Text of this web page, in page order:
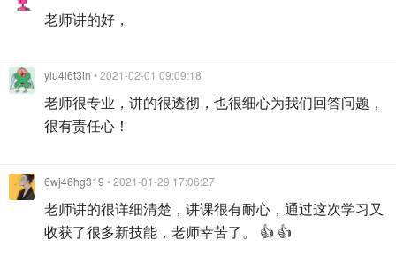
老师讲的好，
ylu4l6t3in • 2021-02-01 09:09:18
老师很专业，讲的很透彻，也很细心为我们回答问题，
很有责任心！
6wj46hg319 • 2021-01-29 17:06:27
老师讲的很详细清楚，讲课很有耐心，通过这次学习又
收获了很多新技能，老师幸苦了。 👍 👍